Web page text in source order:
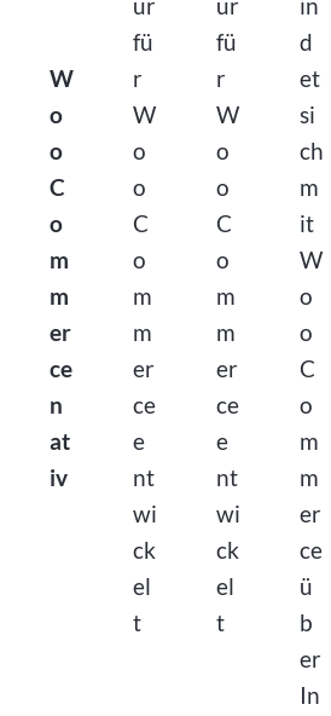
W
o
o
C
o
m
m
er
ce
n
at
iv
ur
fü
r
W
o
o
C
o
m
m
er
ce
e
nt
wi
ck
el
t
ur
fü
r
W
o
o
C
o
m
m
er
ce
e
nt
wi
ck
el
t
in
d
et
si
ch
m
it
W
o
o
C
o
m
m
er
ce
ü
b
er
In